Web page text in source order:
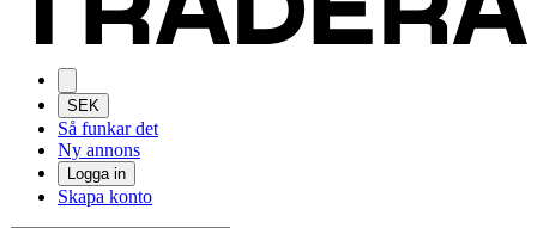
SEK
Så funkar det
Ny annons
Logga in
Skapa konto